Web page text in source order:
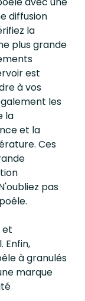
diffusion
la
plus grande
est
à vos
les
la
et la
Ces
pas
et
Enfin,
à granulés
marque